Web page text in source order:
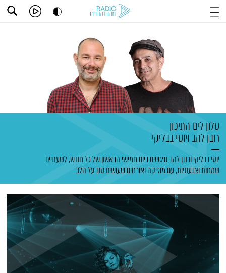
סלון לים התיכון
רובן להב ויוסי בבליקי
יוסי בבליקי ורובן להב נפגשים ביום חמישי הראשון של כל חודש, לשעתיים
שמחות וצבעוניות, עם מוזיקה ואורחים שעושים טוב על הלב